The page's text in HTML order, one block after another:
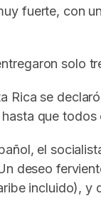
fuerte, con
solo
Rica se
que todos
el
deseo
incluido),